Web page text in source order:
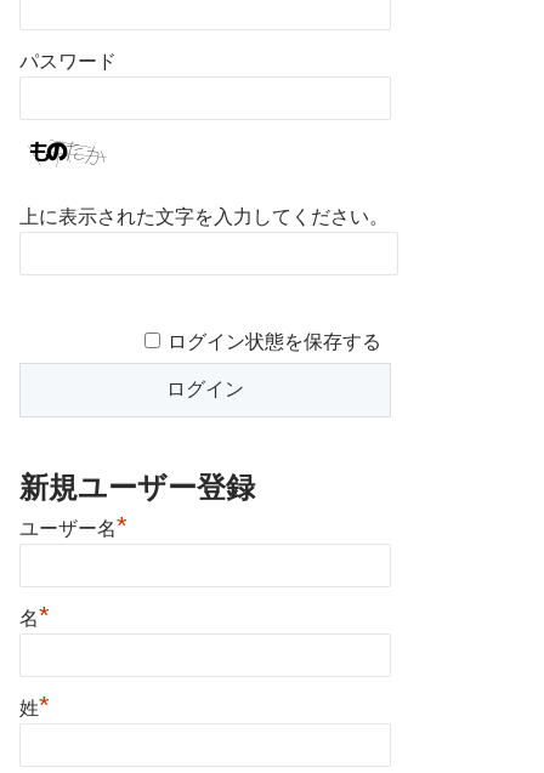
パスワード
上に表示された文字を入力してください。
ログイン状態を保存する
新規ユーザー登録
ユーザー名*
名*
姓*